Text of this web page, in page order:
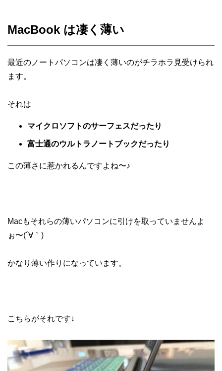
MacBook は凄く薄い
最近のノートパソコンは凄く薄いのがチラホラ見受けられ
ます。
それは
マイクロソフトのサーフェスだったり
富士通のウルトラノートブックだったり
この薄さに惹かれるんですよね〜♪
Macもそれらの薄いパソコンに引けを取っていませんよ
ぉ〜(´∀｀)
かなり薄い作りになっています。
こちらがそれです↓